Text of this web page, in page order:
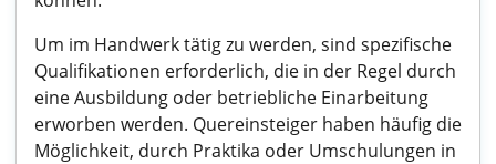
Um im Handwerk tätig zu werden, sind spezifische
Qualifikationen erforderlich, die in der Regel durch
eine Ausbildung oder betriebliche Einarbeitung
erworben werden. Quereinsteiger haben häufig die
Möglichkeit, durch Praktika oder Umschulungen in